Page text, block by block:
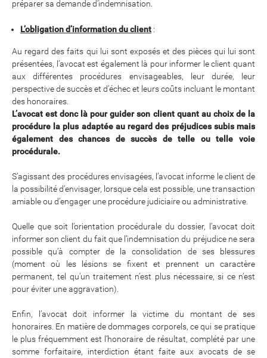
préparer sa demande d’indemnisation.
L’obligation d’information du client :
Au regard des faits qui lui sont exposés et des pièces qui lui sont
présentées, l’avocat est également là pour informer le client quant
aux différentes procédures envisageables, leur durée, leur
perspective de succès et d’échec et leurs coûts incluant le montant
des honoraires.
L’avocat est donc là pour guider son client quant au choix de la
procédure la plus adaptée au regard des préjudices subis mais
également des chances de succès de telle ou telle voie
procédurale.
S’agissant des procédures envisagées, l’avocat informe le client de
la possibilité d’envisager, lorsque cela est possible, une transaction
amiable ou d’engager une procédure judiciaire ou administrative.
Quelle que soit l’orientation procédurale du dossier, l’avocat doit
informer son client du fait que l’indemnisation du préjudice ne sera
possible qu’à compter de la consolidation de ses blessures
(moment où les lésions se fixent et prennent un caractère
permanent, tel qu’un traitement n’est plus nécessaire, si ce n’est
pour éviter une aggravation).
Enfin, l’avocat doit informer la victime du montant de ses
honoraires. En matière de dommages corporels, ce qui se pratique
le plus fréquemment est l’honoraire de résultat, complété par une
somme forfaitaire, interdiction étant faite aux avocats de se